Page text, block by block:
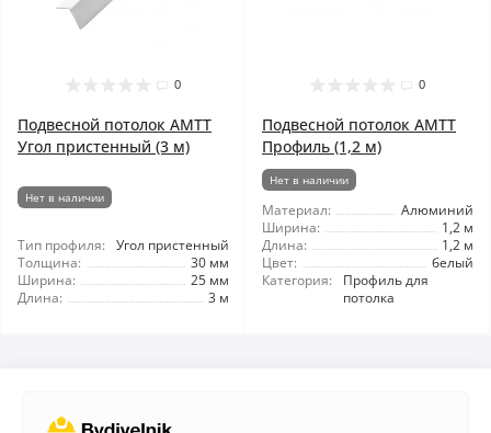
0
Подвесной потолок AMTT
Угол пристенный (3 м)
Нет в наличии
Тип профиля:
Угол пристенный
Толщина:
30 мм
Ширина:
25 мм
Длина:
3 м
0
Подвесной потолок AMTT
Профиль (1,2 м)
Нет в наличии
Материал:
Алюминий
Ширина:
1,2 м
Длина:
1,2 м
Цвет:
белый
Категория:
Профиль для
потолка